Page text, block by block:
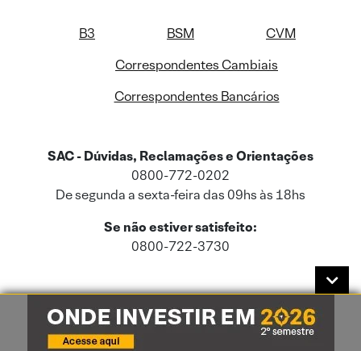
B3 BSM
CVM
Correspondentes Cambiais
Correspondentes Bancários
SAC - Dúvidas, Reclamações e Orientações
0800-772-0202
De segunda a sexta-feira das 09hs às 18hs
Se não estiver satisfeito:
0800-722-3730
Este site usa cookies e dados pessoais de acordo com a nossaPolítica de
Cookies
e a nossaPolítica de Privacidade.